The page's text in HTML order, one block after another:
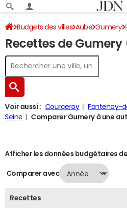
Budgets des villes Aube Gumery
Recettes de Gumery
Voir aussi : Courceroy Fontenay-
Seine
Comparer Gumery à une
Afficher les données budgétaires
Comparer avec
Recettes